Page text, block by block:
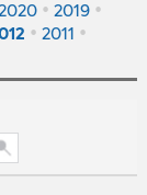
•2019 •
•2011 •